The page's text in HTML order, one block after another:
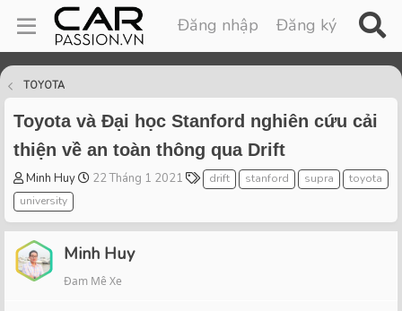
Đăng nhập Đăng ký
TOYOTA
Toyota và Đại học Stanford nghiên cứu cải
thiện về an toàn thông qua Drift
T
h
r
e
a
d
s
Minh Huy
S
r
t
a
22 Tháng 1 2021
T
a
s
drift stanford supra
toyota
university
Minh Huy
Đam Mê Xe